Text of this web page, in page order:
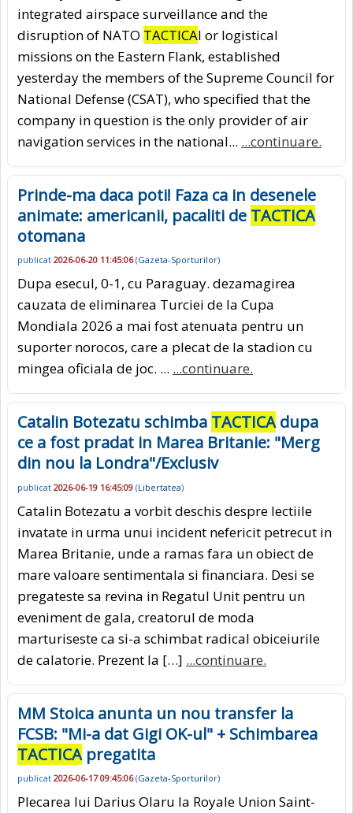
integrated airspace surveillance and the
disruption of NATO TACTICAl or logistical
missions on the Eastern Flank, established
yesterday the members of the Supreme Council for
National Defense (CSAT), who specified that the
company in question is the only provider of air
navigation services in the national... ...continuare.
Prinde-ma daca poti! Faza ca in desenele
animate: americanii, pacaliti de TACTICA
otomana
publicat 2026-06-20 11:45:06(Gazeta-Sporturilor)
Dupa esecul, 0-1, cu Paraguay. dezamagirea
cauzata de eliminarea Turciei de la Cupa
Mondiala 2026 a mai fost atenuata pentru un
suporter norocos, care a plecat de la stadion cu
mingea oficiala de joc. ... ...continuare.
Catalin Botezatu schimba TACTICAdupa
ce a fost pradat in Marea Britanie: "Merg
din nou la Londra"/Exclusiv
publicat 2026-06-19 16:45:09 (Libertatea)
Catalin Botezatu a vorbit deschis despre lectiile
invatate in urma unui incident nefericit petrecut in
Marea Britanie, unde a ramas fara un obiect de
mare valoare sentimentala si financiara. Desi se
pregateste sa revina in Regatul Unit pentru un
eveniment de gala, creatorul de moda
marturiseste ca si-a schimbat radical obiceiurile
de calatorie. Prezent la […] ...continuare.
MM Stoica anunta un nou transfer la
FCSB: "Mi-a dat Gigi OK-ul" + Schimbarea
TACTICApregatita
publicat 2026-06-17 09:45:06(Gazeta-Sporturilor)
Plecarea lui Darius Olaru la Royale Union Saint-